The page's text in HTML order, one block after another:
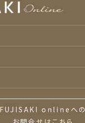
FUJISAKI onlineへの